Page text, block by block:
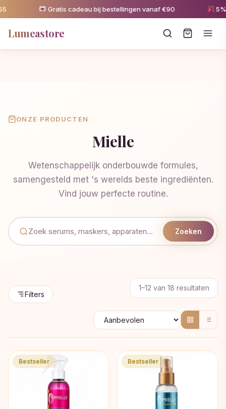
Gratis cadeau bij bestellingen vanaf €90 5%
Lumeastore
ONZE PRODUCTEN
Mielle
Wetenschappelijk onderbouwde formules,
samengesteld met 's werelds beste ingrediënten.
Vind jouw perfecte routine.
Zoeken
Filters
1–12 van 18 resultaten
op
Bestseller Bestseller